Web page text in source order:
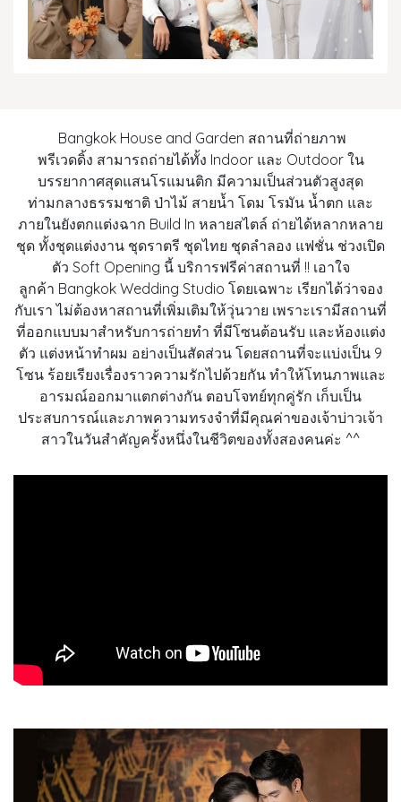
Bangkok House and Garden สถานที่ถ่ายภาพ
พรีเวดดิ้ง สามารถถ่ายได้ทั้ง Indoor และ Outdoor ใน
บรรยากาศสุดแสนโรแมนติก มีความเป็นส่วนตัวสูงสุด
ท่ามกลางธรรมชาติ ป่าไม้ สายน้ำ โดม โรมัน น้ำตก และ
ภายในยังตกแต่งฉาก Build In หลายสไตล์ ถ่ายได้หลากหลาย
ชุด ทั้งชุดแต่งงาน ชุดราตรี ชุดไทย ชุดลำลอง แฟชั่น ช่วงเปิด
ตัว Soft Opening นี้ บริการฟรีค่าสถานที่ !! เอาใจ
ลูกค้า Bangkok Wedding Studio โดยเฉพาะ เรียกได้ว่าจอง
กับเรา ไม่ต้องหาสถานที่เพิ่มเติมให้วุ่นวาย เพราะเรามีสถานที่
ที่ออกแบบมาสำหรับการถ่ายทำ ที่มีโซนต้อนรับ และห้องแต่ง
ตัว แต่งหน้าทำผม อย่างเป็นสัดส่วน โดยสถานที่จะแบ่งเป็น 9
โซน ร้อยเรียงเรื่องราวความรักไปด้วยกัน ทำให้โทนภาพและ
อารมณ์ออกมาแตกต่างกัน ตอบโจทย์ทุกคู่รัก เก็บเป็น
ประสบการณ์และภาพความทรงจำที่มีคุณค่าของเจ้าบ่าวเจ้า
สาวในวันสำคัญครั้งหนึ่งในชีวิตของทั้งสองคนค่ะ ^^